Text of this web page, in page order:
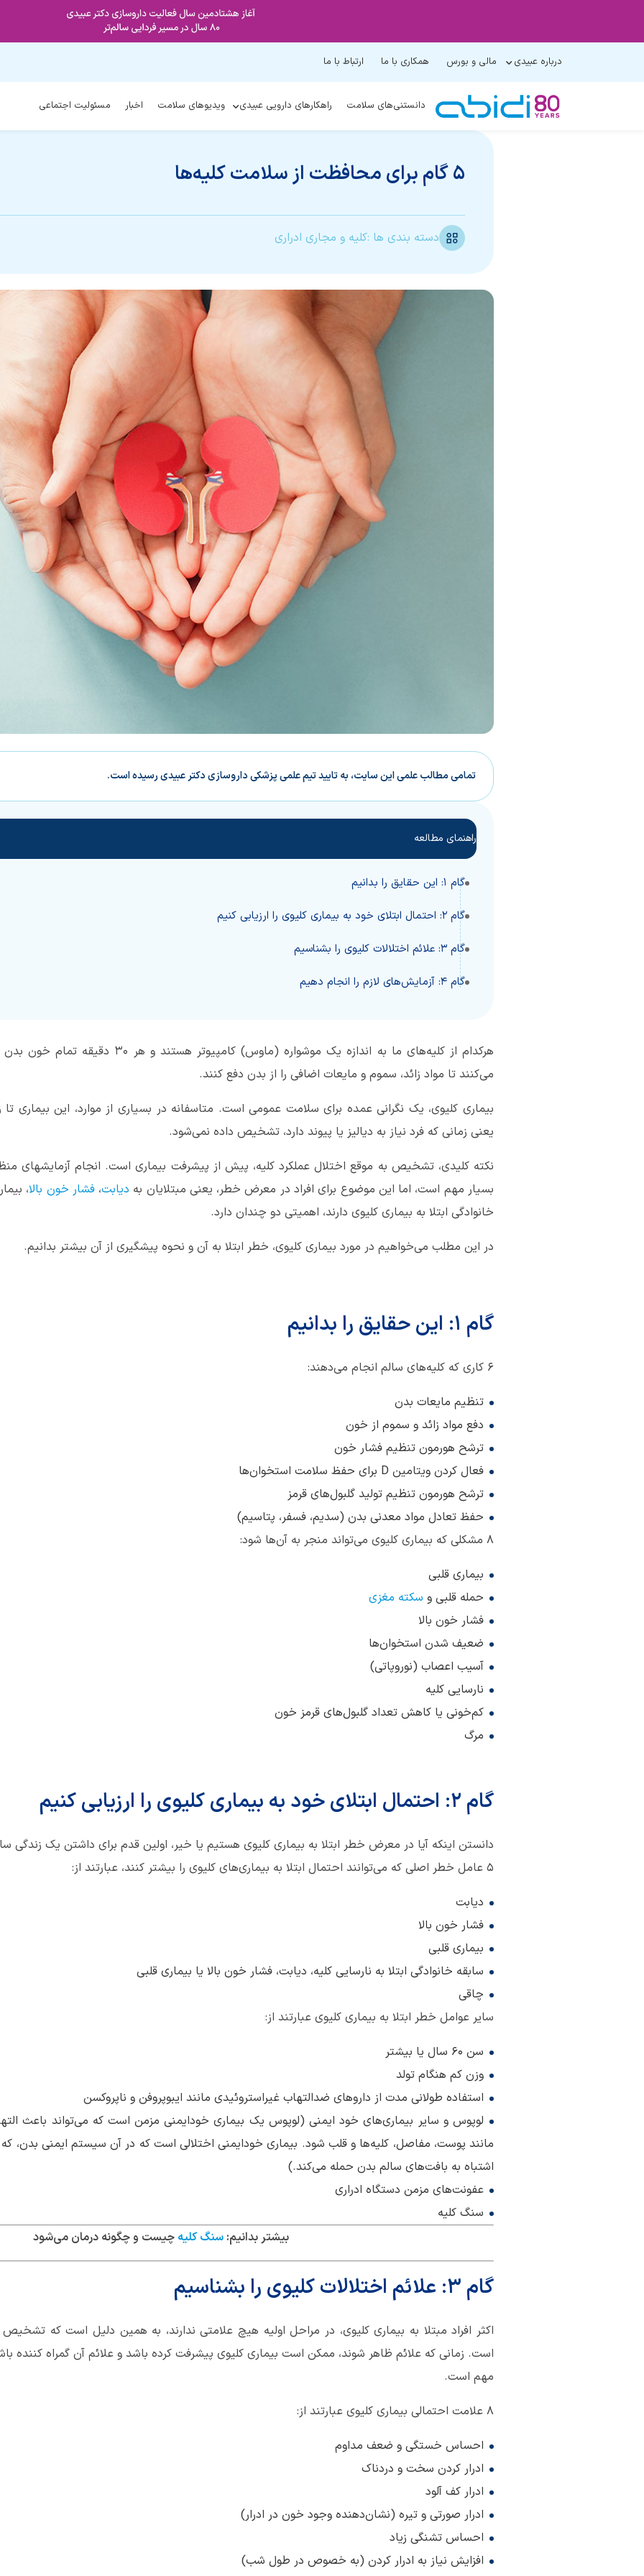
درباره عبیدی مالی و بورس همکاری با ما ارتباط با ما
دانستنی‌های سلامت راهکارهای دارویی عبیدی ویدیوهای سلامت اخبار مسئولیت اجتماعی
5 گام برای محافظت از سلامت کلیه‌ها
دسته بندی ها :کلیه و مجاری ادراری
تمامی مطالب علمی این سایت، به تایید تیم علمی پزشکی داروسازی دکتر عبیدی رسیده است.
راهنمای مطالعه
گام 1: این حقایق را بدانیم
گام 2: احتمال ابتلای خود به بیماری کلیوی را ارزیابی کنیم
گام 3: علائم اختلالات کلیوی را بشناسیم
گام 4: آزمایش‌های لازم را انجام دهیم
هرکدام از کلیه‌های ما به اندازه یک موشواره
می‌کنند تا مواد زائد، سموم و مایعات اضافی را از بدن دفع کنند.
بیماری کلیوی، یک نگرانی عمده برای سلامت عمومی است. متاسفانه در بسیاری از موارد، این بیماری
یعنی زمانی که فرد نیاز به دیالیز یا پیوند دارد، تشخیص داده نمی‌شود.
نکته کلیدی، تشخیص به موقع اختلال عملکرد کلیه، پیش از پیشرفت بیماری است. انجام آزمایشهای
بسیار مهم است، اما این موضوع برای افراد در معرض خطر، یعنی مبتلایان به دیابت،فشار خون بالا،
خانوادگی ابتلا به بیماری کلیوی دارند، اهمیتی دو چندان دارد.
در این مطلب می‌خواهیم در مورد بیماری کلیوی، خطر ابتلا به آن و نحوه پیشگیری از آن بیشتر بدانیم.
گام 1: این حقایق را بدانیم
6 کاری که کلیه‌های سالم انجام می‌دهند:
تنظیم مایعات بدن
دفع مواد زائد و سموم از خون
ترشح هورمون تنظیم فشار خون
فعال کردن ویتامین D برای حفظ سلامت استخوان‌ها
ترشح هورمون تنظیم تولید گلبول‌های قرمز
حفظ تعادل مواد معدنی بدن (سدیم، فسفر، پتاسیم)
8 مشکلی که بیماری کلیوی می‌تواند منجر به آن‌ها شود:
بیماری قلبی
حمله قلبی و سکته مغزی
فشار خون بالا
ضعیف شدن استخوان‌ها
آسیب اعصاب (نوروپاتی)
نارسایی کلیه
کم‌خونی یا کاهش تعداد گلبول‌های قرمز خون
مرگ
گام 2: احتمال ابتلای خود به بیماری کلیوی را ارزیابی کنیم
دانستن اینکه آیا در معرض خطر ابتلا به بیماری کلیوی هستیم یا خیر، اولین قدم برای داشتن یک زندگی
5 عامل خطر اصلی که می‌توانند احتمال ابتلا به بیماری‌های کلیوی را بیشتر کنند، عبارتند از:
دیابت
فشار خون بالا
بیماری قلبی
سابقه خانوادگی ابتلا به نارسایی کلیه، دیابت، فشار خون بالا یا بیماری قلبی
چاقی
سایر عوامل خطر ابتلا به بیماری کلیوی عبارتند از:
سن 60 سال یا بیشتر
وزن کم هنگام تولد
استفاده طولانی مدت از داروهای ضدالتهاب غیراستروئیدی مانند ایبوپروفن و ناپروکسن
لوپوس و سایر بیماری‌های خود ایمنی (لوپوس یک بیماری خودایمنی مزمن است که می‌تواند باعث
مانند پوست، مفاصل، کلیه‌ها و قلب شود. بیماری خودایمنی اختلالی است که در آن سیستم ایمنی بدن، که
اشتباه به بافت‌های سالم بدن حمله می‌کند.)
عفونت‌های مزمن دستگاه ادراری
سنگ کلیه
بیشتر بدانیم: سنگ کلیه چیست و چگونه درمان می‌شود
گام 3: علائم اختلالات کلیوی را بشناسیم
اکثر افراد مبتلا به بیماری کلیوی، در مراحل اولیه هیچ علامتی ندارند، به همین دلیل است که
است. زمانی که علائم ظاهر شوند، ممکن است بیماری کلیوی پیشرفت کرده باشد و علائم آن گمراه کننده
مهم است.
8 علامت احتمالی بیماری کلیوی عبارتند از:
احساس خستگی و ضعف مداوم
ادرار کردن سخت و دردناک
ادرار کف آلود
ادرار صورتی و تیره (نشان‌دهنده وجود خون در ادرار)
احساس تشنگی زیاد
افزایش نیاز به ادرار کردن (به خصوص در طول شب)